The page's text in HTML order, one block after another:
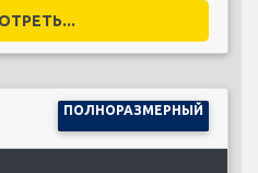
ПОЛНОРАЗМЕРНЫЙ